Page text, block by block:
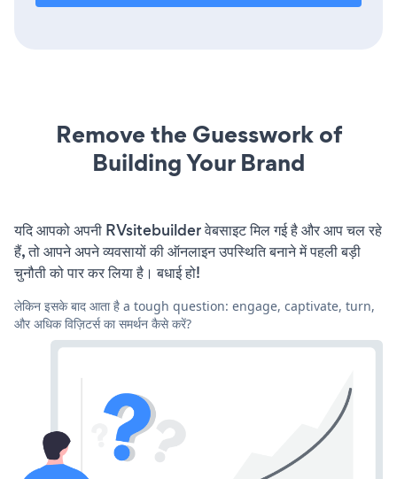
Remove the Guesswork of
Building Your Brand
यदि आपको अपनी RVsitebuilder वेबसाइट मिल गई है और आप चल रहे
हैं, तो आपने अपने व्यवसायों की ऑनलाइन उपस्थिति बनाने में पहली बड़ी
चुनौती को पार कर लिया है। बधाई हो!
लेकिन इसके बाद आता है a tough question: engage, captivate, turn,
और अधिक विज़िटर्स का समर्थन कैसे करें?